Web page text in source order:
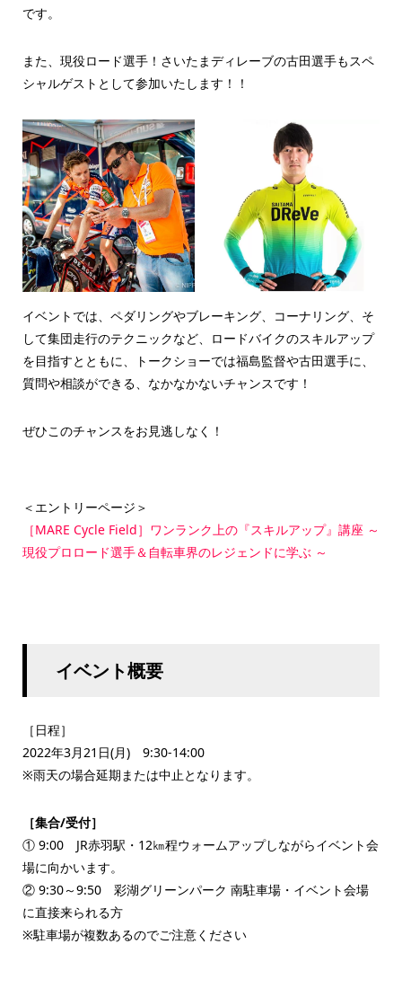
です。
また、現役ロード選手！さいたまディレーブの古田選手もスペ
シャルゲストとして参加いたします！！
イベントでは、ペダリングやブレーキング、コーナリング、そ
して集団走行のテクニックなど、ロードバイクのスキルアップ
を目指すとともに、トークショーでは福島監督や古田選手に、
質問や相談ができる、なかなかないチャンスです！
ぜひこのチャンスをお見逃しなく！
＜エントリーページ＞
［MARE Cycle Field］ワンランク上の『スキルアップ』講座 ～
現役プロロード選手＆自転車界のレジェンドに学ぶ ～
イベント概要
［日程］
2022年3月21日(月) 9:30-14:00
※雨天の場合延期または中止となります。
［集合/受付］
① 9:00 JR赤羽駅・12㎞程ウォームアップしながらイベント会
場に向かいます。
② 9:30～9:50 彩湖グリーンパーク 南駐車場・イベント会場
に直接来られる方
※駐車場が複数あるのでご注意ください